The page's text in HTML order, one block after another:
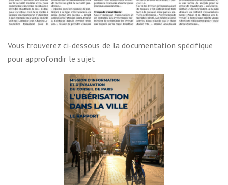
Vous trouverez ci-dessous de la documentation spécifique
pour approfondir le sujet